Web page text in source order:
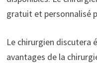
gratuit et personnalisé
Le chirurgien discutera
avantages de la